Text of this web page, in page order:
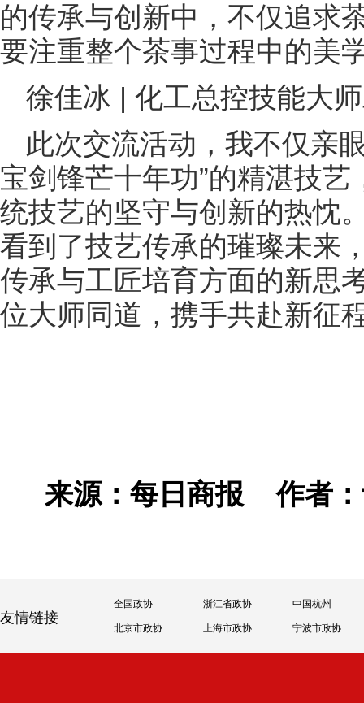
的传承与创新中，不仅追求
要注重整个茶事过程中的美
徐佳冰 | 化工总控技能大
此次交流活动，我不仅亲
宝剑锋芒十年功”的精湛技
统技艺的坚守与创新的热忱
看到了技艺传承的璀璨未来
传承与工匠培育方面的新思
位大师同道，携手共赴新征
来源：每日商报作者
友情链接
全国政协 浙江省政协 中国杭州
北京市政协 上海市政协 宁波市政协